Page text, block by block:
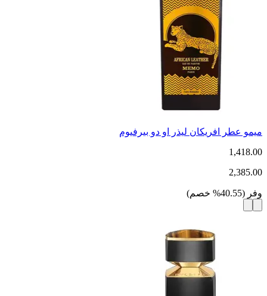
ميمو عطر افريكان ليذر او دو بيرفيوم
1,418.00
2,385.00
وفر (
40.55
% خصم)